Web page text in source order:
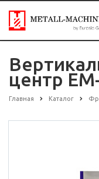
центр
Главная Каталог